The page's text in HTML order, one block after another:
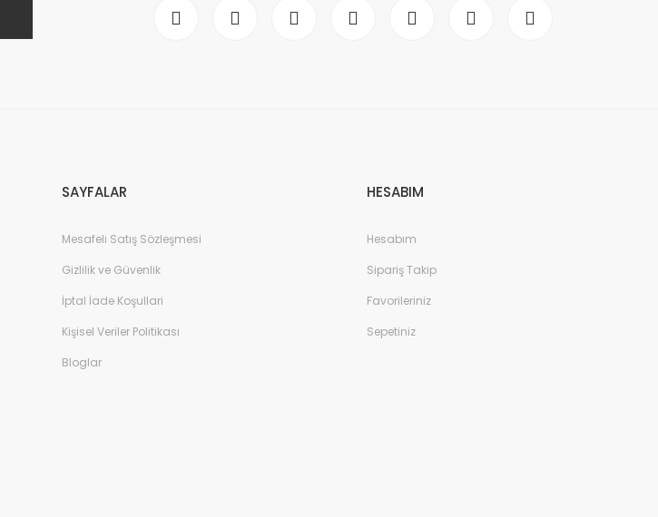
SAYFALAR
Mesafeli Satış Sözleşmesi
Gizlilik ve Güvenlik
İptal İade Koşullari
Kişisel Veriler Politikası
Bloglar
HESABIM
Hesabım
Sipariş Takip
Favorileriniz
Sepetiniz